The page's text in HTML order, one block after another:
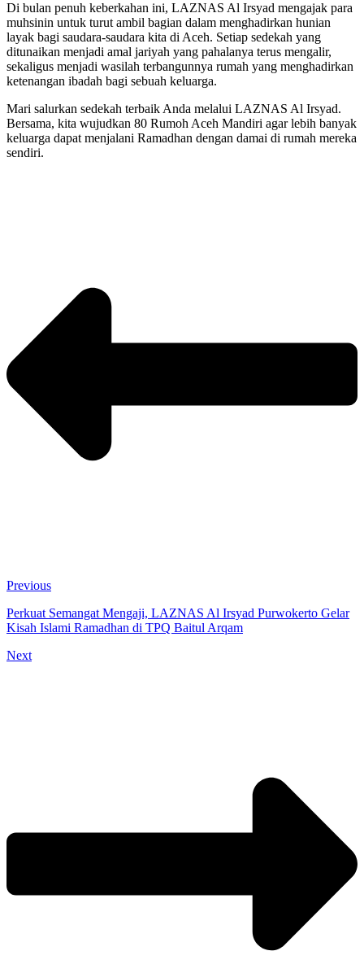
Di bulan penuh keberkahan ini, LAZNAS Al Irsyad mengajak para
muhsinin untuk turut ambil bagian dalam menghadirkan hunian
layak bagi saudara-saudara kita di Aceh. Setiap sedekah yang
ditunaikan menjadi amal jariyah yang pahalanya terus mengalir,
sekaligus menjadi wasilah terbangunnya rumah yang menghadirkan
ketenangan ibadah bagi sebuah keluarga.
Mari salurkan sedekah terbaik Anda melalui LAZNAS Al Irsyad.
Bersama, kita wujudkan 80 Rumoh Aceh Mandiri agar lebih banyak
keluarga dapat menjalani Ramadhan dengan damai di rumah mereka
sendiri.
Previous
Perkuat Semangat Mengaji, LAZNAS Al Irsyad Purwokerto Gelar
Kisah Islami Ramadhan di TPQ Baitul Arqam
Next